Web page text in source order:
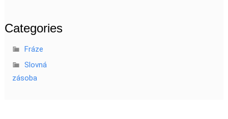
Categories
Fráze
Slovná
zásoba